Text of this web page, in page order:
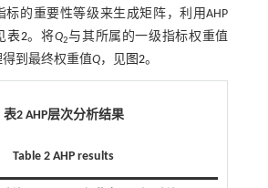
标的重要性等级来生成矩阵，利用AHP
表2。将Q2与其所属的一级指标权重值
到最终权重值Q，见图2。
表2 AHP层次分析结果
Table 2 AHP results